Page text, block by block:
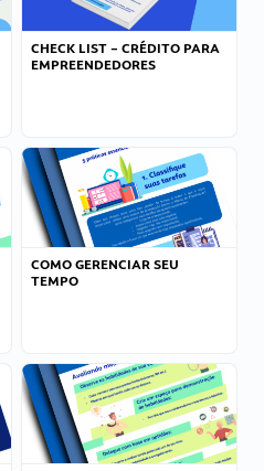
CHECK LIST – CRÉDITO PARA
EMPREENDEDORES
COMO GERENCIAR SEU
TEMPO